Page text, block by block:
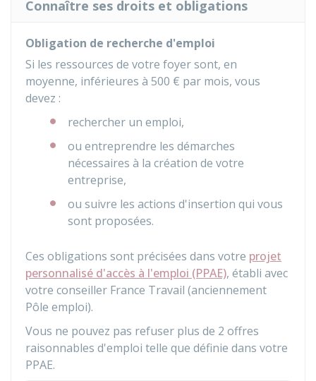
Connaître ses droits et obligations
Obligation de recherche d'emploi
Si les ressources de votre foyer sont, en
moyenne, inférieures à 500 € par mois, vous
devez :
rechercher un emploi,
ou entreprendre les démarches
nécessaires à la création de votre
entreprise,
ou suivre les actions d'insertion qui vous
sont proposées.
Ces obligations sont précisées dans votre projet
personnalisé d'accès à l'emploi (PPAE), établi avec
votre conseiller France Travail (anciennement
Pôle emploi).
Vous ne pouvez pas refuser plus de 2 offres
raisonnables d'emploi telle que définie dans votre
PPAE.